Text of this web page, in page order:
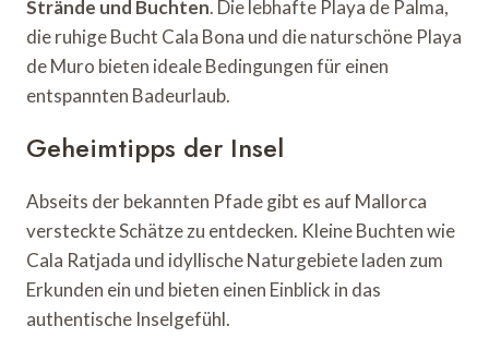
Strände und Buchten. Die lebhafte Playa de Palma,
die ruhige Bucht Cala Bona und die naturschöne Playa
de Muro bieten ideale Bedingungen für einen
entspannten Badeurlaub.
Geheimtipps der Insel
Abseits der bekannten Pfade gibt es auf Mallorca
versteckte Schätze zu entdecken. Kleine Buchten wie
Cala Ratjada und idyllische Naturgebiete laden zum
Erkunden ein und bieten einen Einblick in das
authentische Inselgefühl.